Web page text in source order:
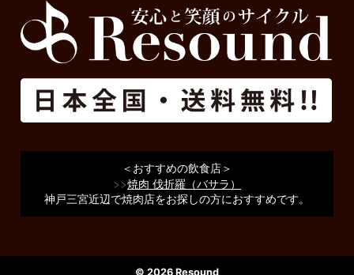
＜おすすめの飲食店＞
>>焼肉 伐折羅（バサラ）
神戸三宮近辺で焼肉店をお探しの方におすすめです。
© 2026 Resound